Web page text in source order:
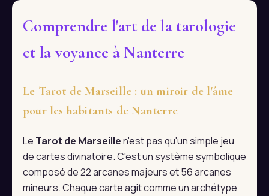
Comprendre l'art de la tarologie
et la voyance à Nanterre
Le Tarot de Marseille : un miroir de l'âme
pour les habitants de Nanterre
Le Tarot de Marseillen'est pas qu'un simple jeu
de cartes divinatoire. C'est un système symbolique
composé de 22 arcanes majeurs et 56 arcanes
mineurs. Chaque carte agit comme un archétype